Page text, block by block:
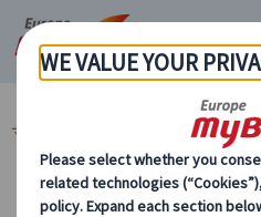
マイバス・ヨーロッパ スペイン (54)
カテゴリーから探す